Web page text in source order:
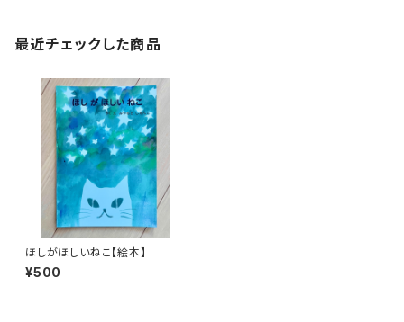
最近チェックした商品
ほしがほしいねこ【絵本】
¥500